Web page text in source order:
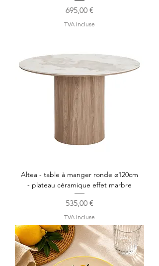
Prix
695,00 €
TVA Incluse
Altea - table à manger ronde ø120cm
- plateau céramique effet marbre
Prix
535,00 €
TVA Incluse